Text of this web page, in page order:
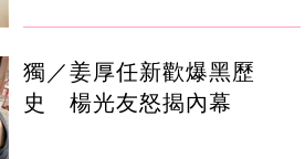
獨／姜厚任新歡爆黑歷
史 楊光友怒揭內幕